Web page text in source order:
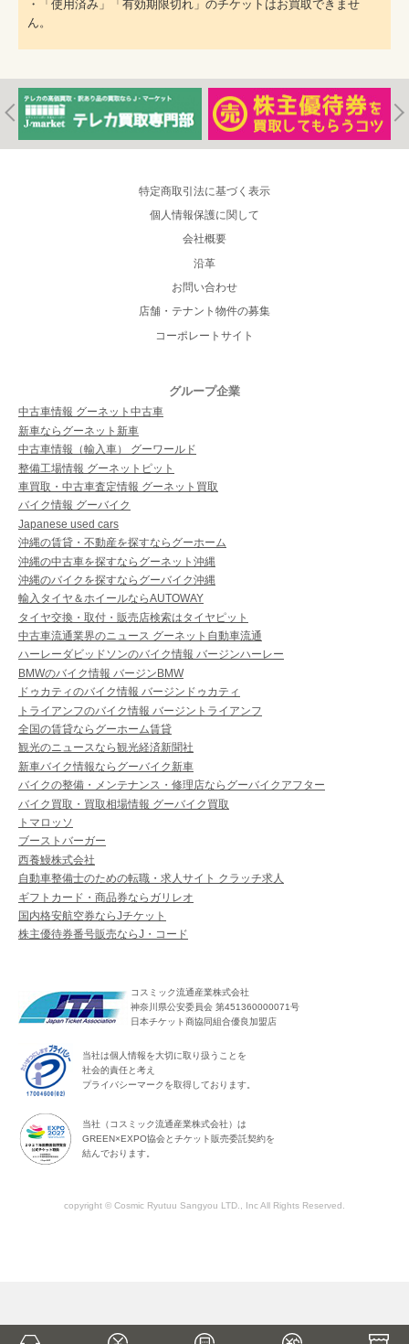
・「使用済み」「有効期限切れ」のチケットはお買取できませ
ん。
特定商取引法に基づく表示
個人情報保護に関して
会社概要
沿革
お問い合わせ
店舗・テナント物件の募集
コーポレートサイト
グループ企業
中古車情報 グーネット中古車
新車ならグーネット新車
中古車情報（輸入車） グーワールド
整備工場情報 グーネットピット
車買取・中古車査定情報 グーネット買取
バイク情報 グーバイク
Japanese used cars
沖縄の賃貸・不動産を探すならグーホーム
沖縄の中古車を探すならグーネット沖縄
沖縄のバイクを探すならグーバイク沖縄
輸入タイヤ＆ホイールならAUTOWAY
タイヤ交換・取付・販売店検索はタイヤピット
中古車流通業界のニュース グーネット自動車流通
ハーレーダビッドソンのバイク情報 バージンハーレー
BMWのバイク情報 バージンBMW
ドゥカティのバイク情報 バージンドゥカティ
トライアンフのバイク情報 バージントライアンフ
全国の賃貸ならグーホーム賃貸
観光のニュースなら観光経済新聞社
新車バイク情報ならグーバイク新車
バイクの整備・メンテナンス・修理店ならグーバイクアフター
バイク買取・買取相場情報 グーバイク買取
トマロッソ
ブーストバーガー
西養鰻株式会社
自動車整備士のための転職・求人サイト クラッチ求人
ギフトカード・商品券ならガリレオ
国内格安航空券ならJチケット
株主優待券番号販売ならJ・コード
コスミック流通産業株式会社
神奈川県公安委員会 第451360000071号
日本チケット商協同組合優良加盟店
当社は個人情報を大切に取り扱うことを
社会的責任と考え
プライバシーマークを取得しております。
当社（コスミック流通産業株式会社）は
GREEN×EXPO協会とチケット販売委託契約を
結んでおります。
copyright © Cosmic Ryutuu Sangyou LTD., Inc All Rights Reserved.